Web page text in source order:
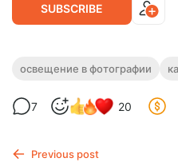
SUBSCRIBE
Съёмка при
vs R10
освещением в различных
Основная
освещение в фотографии
7 20
Previous post